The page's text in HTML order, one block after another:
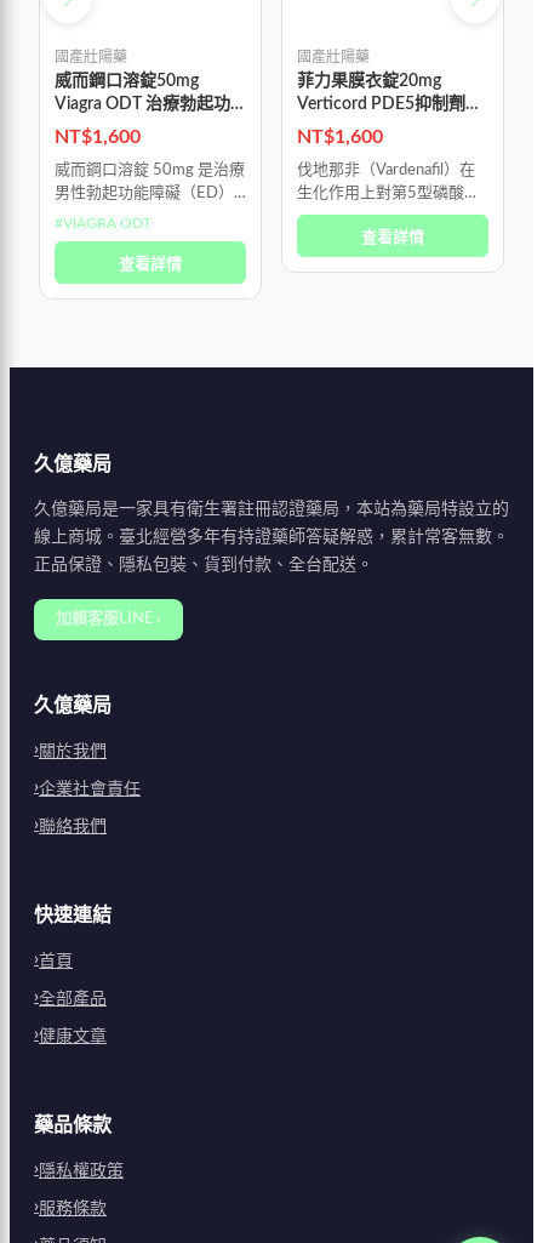
國產壯陽藥
威而鋼口溶錠50mg
Viagra ODT 治療勃起功
能障礙
NT$1,600
威而鋼口溶錠 50mg 是治療
男性勃起功能障礙（ED）
的專用口服藥物，並非荷爾
蒙製劑，也不是所謂的「春
藥」。 它的作用機轉是選
擇性放鬆陰莖海綿體中的血
#VIAGRA ODT
查看詳情
國產壯陽藥
菲力果膜衣錠20mg
Verticord PDE5抑制劑改
善性功能障礙 吉富生產
NT$1,600
伐地那非（Vardenafil）在
生化作用上對第5型磷酸二
酯酶（PDE5）的選擇性比
西地那非（Sildenafil）高出
近十倍，因此能以較低劑量
查看詳情
久億藥局
久億藥局是一家具有衛生署註冊認證藥局，本站為藥局特設立的
線上商城。臺北經營多年有持證藥師答疑解惑，累計常客無數。
正品保證、隱私包裝、貨到付款、全台配送。
加賴客服LINE ›
久億藥局
關於我們
企業社會責任
聯絡我們
快速連結
首頁
全部產品
健康文章
藥品條款
隱私權政策
服務條款